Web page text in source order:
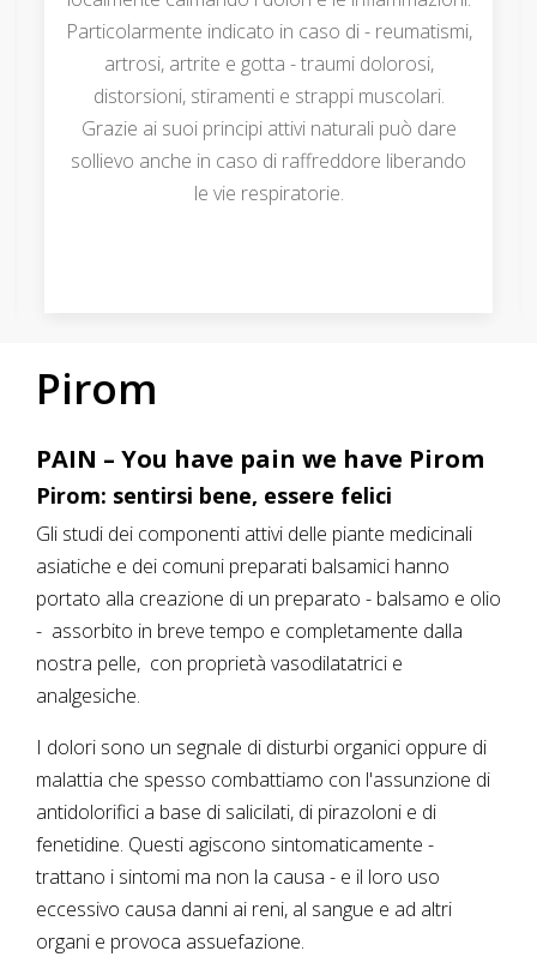
Particolarmente indicato in caso di - reumatismi,
artrosi, artrite e gotta - traumi dolorosi,
distorsioni, stiramenti e strappi muscolari.
Grazie ai suoi principi attivi naturali può dare
sollievo anche in caso di raffreddore liberando
le vie respiratorie.
Pirom
PAIN – You have pain we have Pirom
Pirom: sentirsi bene, essere felici
Gli studi dei componenti attivi delle piante medicinali
asiatiche e dei comuni preparati balsamici hanno
portato alla creazione di un preparato - balsamo e olio
- assorbito in breve tempo e completamente dalla
nostra pelle, con proprietà vasodilatatrici e
analgesiche.
I dolori sono un segnale di disturbi organici oppure di
malattia che spesso combattiamo con l'assunzione di
antidolorifici a base di salicilati, di pirazoloni e di
fenetidine. Questi agiscono sintomaticamente -
trattano i sintomi ma non la causa - e il loro uso
eccessivo causa danni ai reni, al sangue e ad altri
organi e provoca assuefazione.